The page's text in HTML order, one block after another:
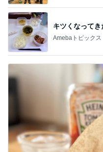
オットが作ったコストコのハ
Amebaトピックス 2日前